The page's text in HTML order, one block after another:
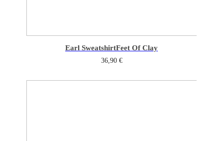
Earl SweatshirtFeet Of Clay
36,90 €